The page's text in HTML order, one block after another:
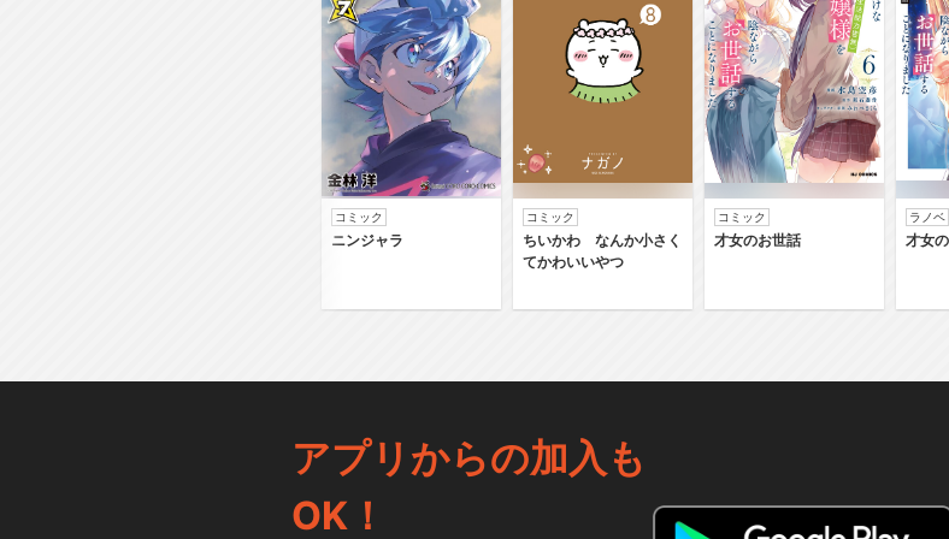
コミック
ニンジャラ
コミック
ちいかわ なんか小さく
てかわいいやつ
コミック
才女のお世話
ラノベ
才女
アプリからの加入も
OK！